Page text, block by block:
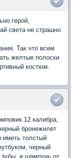
герой,
света не страшно
Так что всем
желтые полоски
костюм.
12 калибра,
бронежилет
иметь толстый
черный
зубы, и шампунь от